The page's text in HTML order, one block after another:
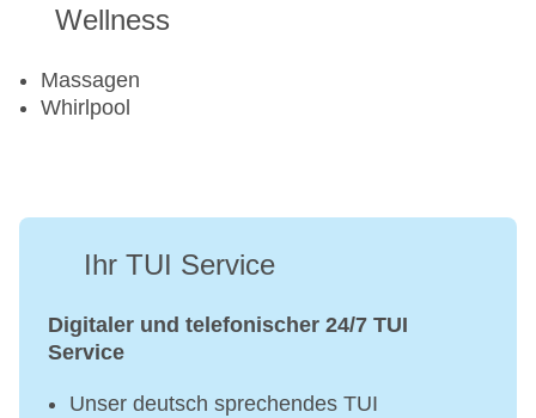
Wellness
Massagen
Whirlpool
Ihr TUI Service
Digitaler und telefonischer 24/7 TUI
Service
Unser deutsch sprechendes TUI